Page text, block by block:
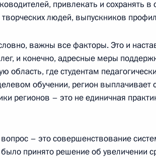
Госсовета по направлению
года, 19:00
принял участие в
года, 15:30
привлекать и сохранять
творческих людей, выпускников
важны все факторы. Это и
и конечно, адресные меры
область, где студентам
обучении, регион
регионов – это не единичная
– это совершенствование
принято решение об увеличении